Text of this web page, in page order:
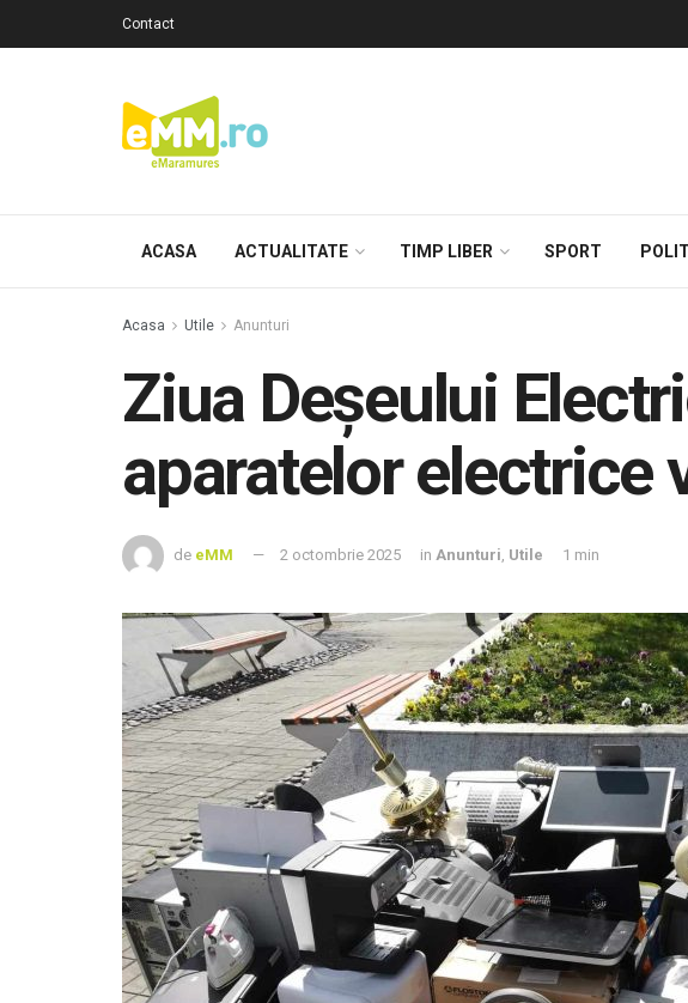
Contact
ACASA ACTUALITATE TIMP LIBER SPORT
Acasa Utile Anunturi
Ziua Deșeului
aparatelor electrice
de eMM 2 octombrie 2025 in Anunturi, Utile 1 min